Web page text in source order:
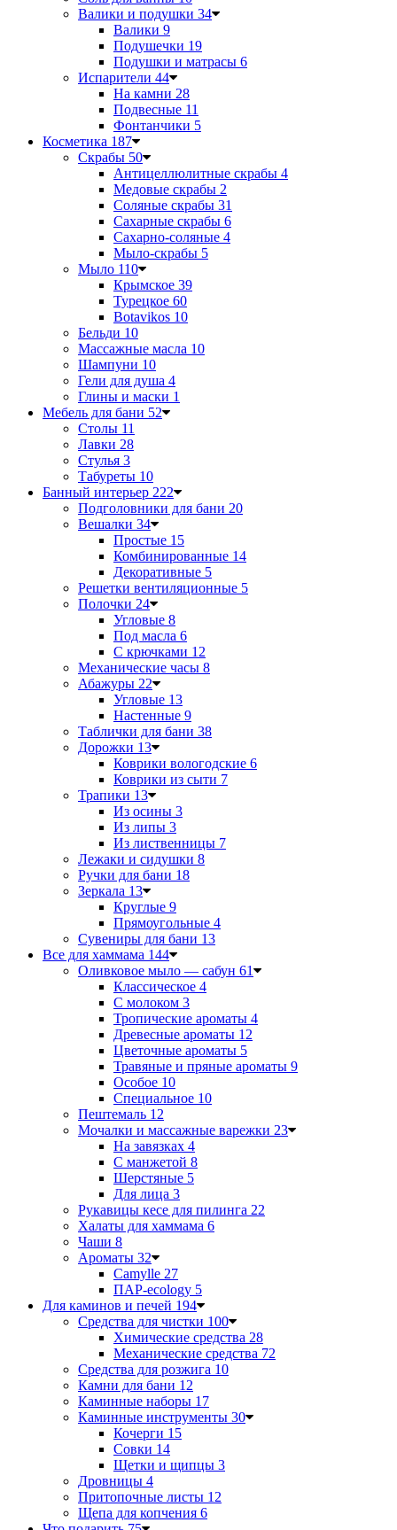
Валики и подушки 34
Валики 9
Подушечки 19
Подушки и матрасы 6
Испарители 44
На камни 28
Подвесные 11
Фонтанчики 5
Косметика 187
Скрабы 50
Антицеллюлитные скрабы 4
Медовые скрабы 2
Соляные скрабы 31
Сахарные скрабы 6
Сахарно-соляные 4
Мыло-скрабы 5
Мыло 110
Крымское 39
Турецкое 60
Botavikos 10
Бельди 10
Массажные масла 10
Шампуни 10
Гели для душа 4
Глины и маски 1
Мебель для бани 52
Столы 11
Лавки 28
Стулья 3
Табуреты 10
Банный интерьер 222
Подголовники для бани 20
Вешалки 34
Простые 15
Комбинированные 14
Декоративные 5
Решетки вентиляционные 5
Полочки 24
Угловые 8
Под масла 6
С крючками 12
Механические часы 8
Абажуры 22
Угловые 13
Настенные 9
Таблички для бани 38
Дорожки 13
Коврики вологодские 6
Коврики из сыти 7
Трапики 13
Из осины 3
Из липы 3
Из лиственницы 7
Лежаки и сидушки 8
Ручки для бани 18
Зеркала 13
Круглые 9
Прямоугольные 4
Сувениры для бани 13
Все для хаммама 144
Оливковое мыло — сабун 61
Классическое 4
С молоком 3
Тропические ароматы 4
Древесные ароматы 12
Цветочные ароматы 5
Травяные и пряные ароматы 9
Особое 10
Специальное 10
Пештемаль 12
Мочалки и массажные варежки 23
На завязках 4
С манжетой 8
Шерстяные 5
Для лица 3
Рукавицы кесе для пилинга 22
Халаты для хаммама 6
Чаши 8
Ароматы 32
Camylle 27
ПАР-ecology 5
Для каминов и печей 194
Средства для чистки 100
Химические средства 28
Механические средства 72
Средства для розжига 10
Камни для бани 12
Каминные наборы 17
Каминные инструменты 30
Кочерги 15
Совки 14
Щетки и щипцы 3
Дровницы 4
Притопочные листы 12
Щепа для копчения 6